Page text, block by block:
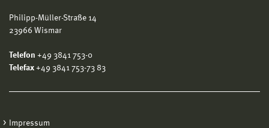
Philipp-Müller-Straße 14
23966 Wismar
Telefon +49 3841 753-0
Telefax +49 3841 753-73 83
Impressum